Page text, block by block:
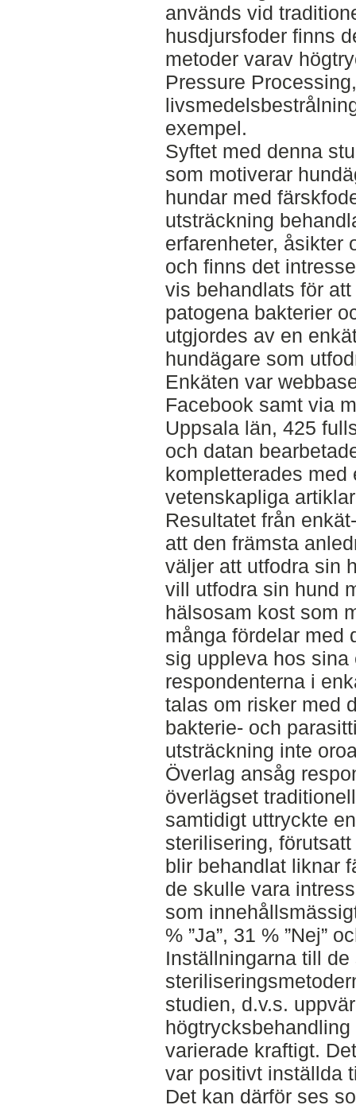
används vid
husdjursfoder finns
metoder varav
Pressure
exempel.
Syftet med denna
som motiverar
hundar med
utsträckning
erfarenheter, åsikter
och finns det
vis behandlats för
patogena bakterier
utgjordes av en
hundägare som
Enkäten var
Facebook samt via
Uppsala län, 425
och datan
kompletterades med
vetenskapliga
Resultatet från
att den främsta
väljer att utfodra sin
vill utfodra sin hund
hälsosam kost som
många fördelar med
sig uppleva hos sina
respondenterna i
talas om risker med
bakterie- och
utsträckning inte
Överlag ansåg
överlägset
samtidigt uttryckte
sterilisering,
blir behandlat liknar
de skulle vara
som
% ”Ja”, 31 % ”Nej”
Inställningarna till
studien, d.v.s.
varierade kraftigt.
var positivt inställda
Det kan därför ses